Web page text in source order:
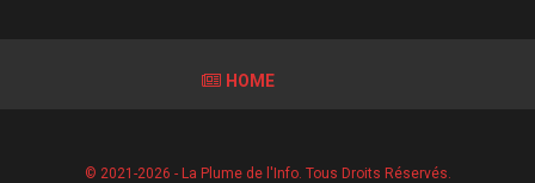
HOME
© 2021-2026 - La Plume de l'Info. Tous Droits Réservés.